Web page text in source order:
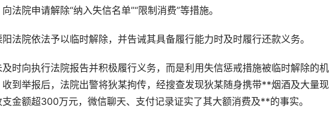
法院申请解除“纳入失信名单”“限制消费”等措施。
院依法予以临时解除，并告诫其具备履行能力时及时履行还款义务。
向执行法院报告并积极履行义务，而是利用失信惩戒措施被临时解除的机
到举报后，法院出警将狄某拘传，经搜查发现狄某随身携带**烟酒及大量现
金额超300万元，微信聊天、支付记录证实了其大额消费及**的事实。